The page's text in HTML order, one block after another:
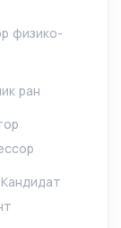
физико-
ран
Кандидат